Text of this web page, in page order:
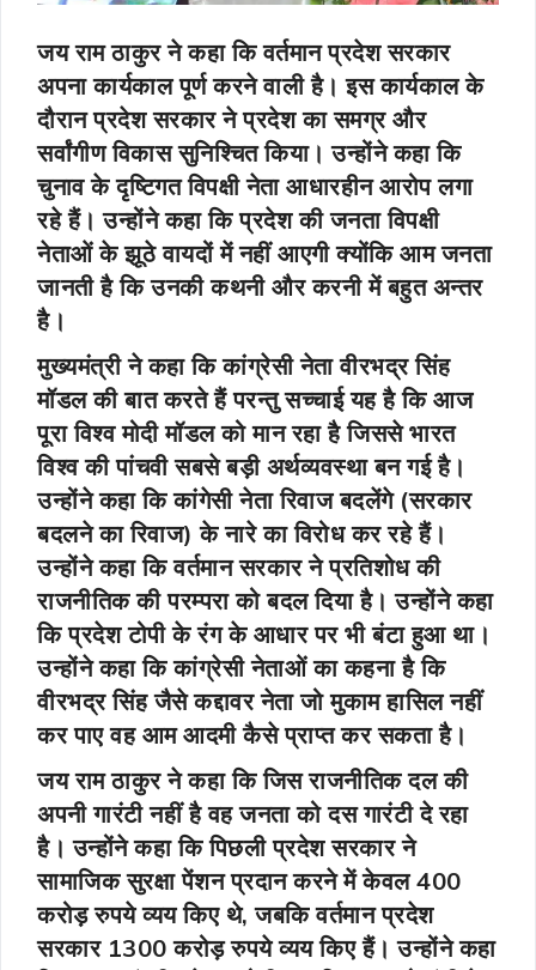
जय राम ठाकुर ने कहा कि वर्तमान प्रदेश सरकार
अपना कार्यकाल पूर्ण करने वाली है। इस कार्यकाल के
दौरान प्रदेश सरकार ने प्रदेश का समग्र और
सर्वांगीण विकास सुनिश्चित किया। उन्होंने कहा कि
चुनाव के दृष्टिगत विपक्षी नेता आधारहीन आरोप लगा
रहे हैं। उन्होंने कहा कि प्रदेश की जनता विपक्षी
नेताओं के झूठे वायदों में नहीं आएगी क्योंकि आम जनता
जानती है कि उनकी कथनी और करनी में बहुत अन्तर
है।
मुख्यमंत्री ने कहा कि कांग्रेसी नेता वीरभद्र सिंह
मॉडल की बात करते हैं परन्तु सच्चाई यह है कि आज
पूरा विश्व मोदी मॉडल को मान रहा है जिससे भारत
विश्व की पांचवी सबसे बड़ी अर्थव्यवस्था बन गई है।
उन्होंने कहा कि कांगेसी नेता रिवाज बदलेंगे (सरकार
बदलने का रिवाज) के नारे का विरोध कर रहे हैं।
उन्होंने कहा कि वर्तमान सरकार ने प्रतिशोध की
राजनीतिक की परम्परा को बदल दिया है। उन्होंने कहा
कि प्रदेश टोपी के रंग के आधार पर भी बंटा हुआ था।
उन्होंने कहा कि कांग्रेसी नेताओं का कहना है कि
वीरभद्र सिंह जैसे कद्दावर नेता जो मुकाम हासिल नहीं
कर पाए वह आम आदमी कैसे प्राप्त कर सकता है।
जय राम ठाकुर ने कहा कि जिस राजनीतिक दल की
अपनी गारंटी नहीं है वह जनता को दस गारंटी दे रहा
है। उन्होंने कहा कि पिछली प्रदेश सरकार ने
सामाजिक सुरक्षा पेंशन प्रदान करने में केवल 400
करोड़ रुपये व्यय किए थे, जबकि वर्तमान प्रदेश
सरकार 1300 करोड़ रुपये व्यय किए हैं। उन्होंने कहा